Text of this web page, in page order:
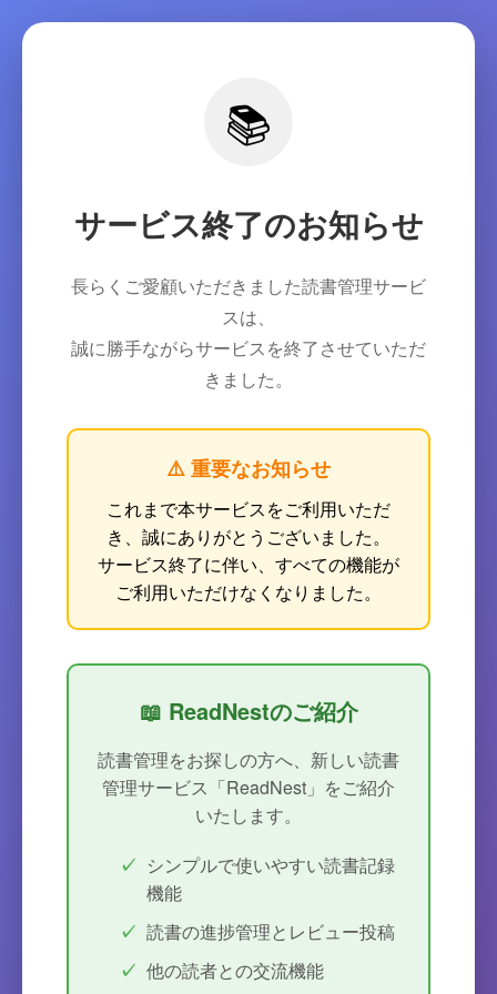
📚
サービス終了のお知らせ
長らくご愛顧いただきました読書管理サービ
スは、
誠に勝手ながらサービスを終了させていただ
きました。
⚠️ 重要なお知らせ
これまで本サービスをご利用いただ
き、誠にありがとうございました。
サービス終了に伴い、すべての機能が
ご利用いただけなくなりました。
📖 ReadNestのご紹介
読書管理をお探しの方へ、新しい読書
管理サービス「ReadNest」をご紹介
いたします。
シンプルで使いやすい読書記録
機能
読書の進捗管理とレビュー投稿
他の読者との交流機能